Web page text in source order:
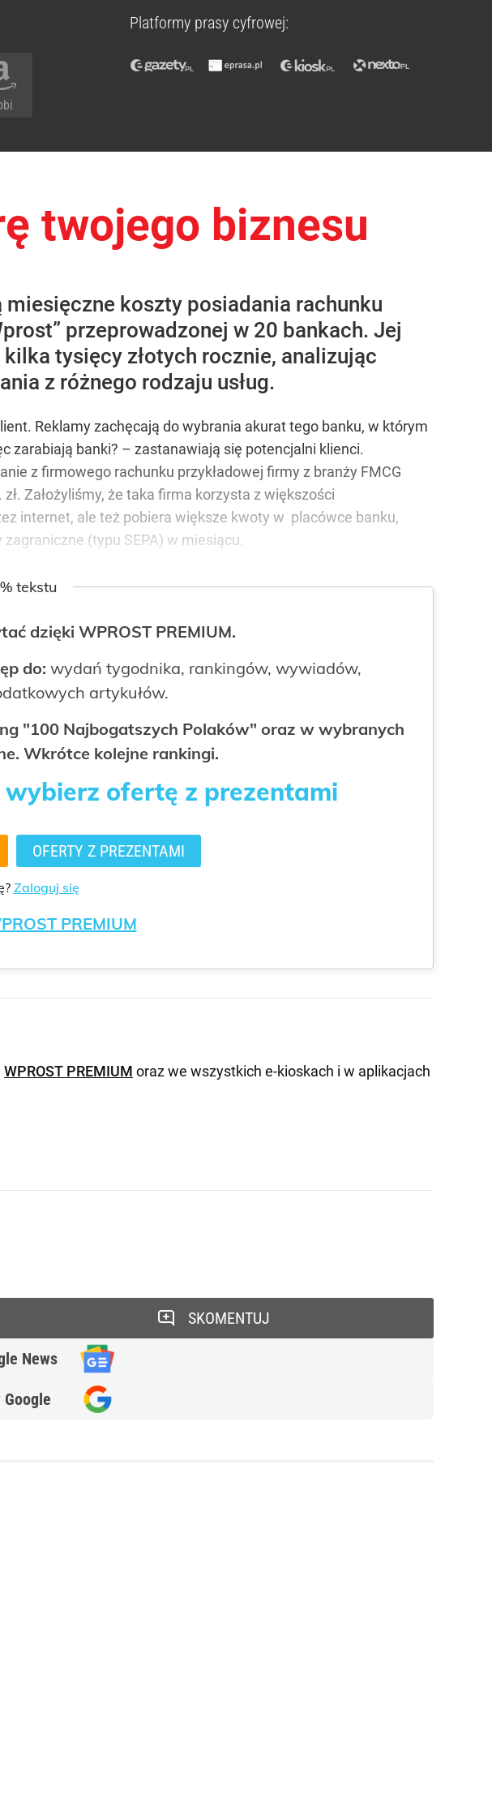
Platformy prasy cyfrowej:
twojego biznesu
miesięczne koszty posiadania rachunku
przeprowadzonej w 20 bankach. Jej
tysięcy złotych rocznie, analizując
z różnego rodzaju usług.
Reklamy zachęcają do wybrania akurat tego banku, w którym
zarabiają banki? – zastanawiają się potencjalni klienci.
z firmowego rachunku przykładowej firmy z branży FMCG
Założyliśmy, że taka firma korzysta z większości
internet, ale też pobiera większe kwoty w placówce banku,
(typu SEPA) w miesiącu.
tekstu
dzięki WPROST PREMIUM.
do: wydań tygodnika, rankingów, wywiadów,
artykułów.
"100 Najbogatszych Polaków" oraz w wybranych
Wkrótce kolejne rankingi.
ofertę z prezentami
OFERTY Z PREZENTAMI
Zaloguj się
PREMIUM
WPROST PREMIUM oraz we wszystkich e-kioskach i w aplikacjach
News
Google
SKOMENTUJ